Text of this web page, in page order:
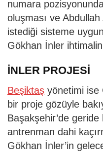
numara
oluşması ve Abdullah
istediği sisteme
Gökhan İnler
İNLER PROJESİ
Beşiktaş yönetimi ise
bir proje gözüyle
Başakşehir’de
antrenman dahi
Gökhan İnler’in